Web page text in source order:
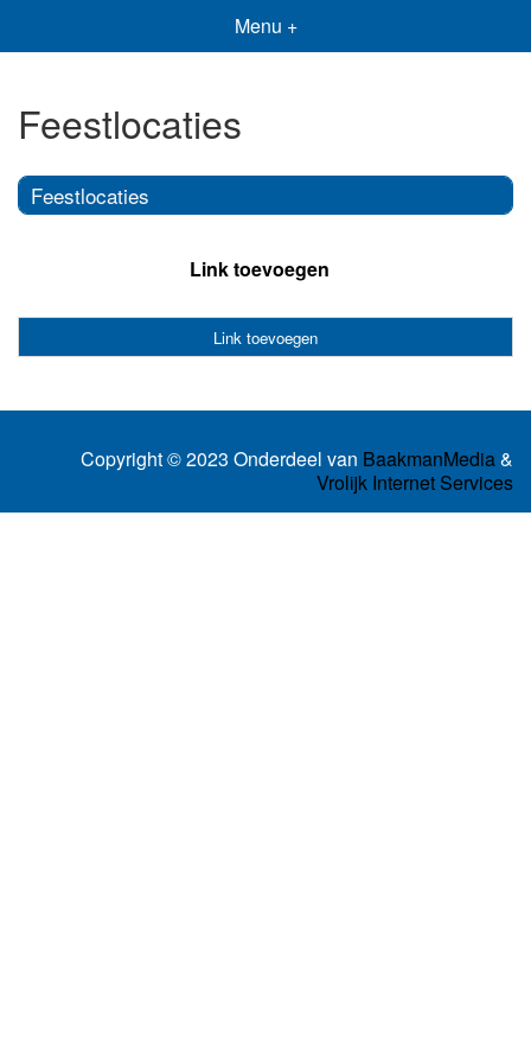
Menu +
Feestlocaties
Feestlocaties
Link toevoegen
Link toevoegen
Copyright © 2023 Onderdeel van BaakmanMedia&
Vrolijk Internet Services